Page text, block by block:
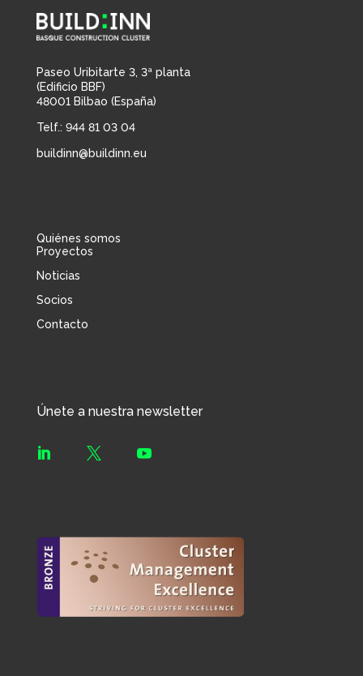
Paseo Uribitarte 3, 3ª planta
(Edificio BBF)
48001 Bilbao (España)
Telf.: 944 81 03 04
buildinn@buildinn.eu
Quiénes somos
Proyectos
Noticias
Socios
Contacto
Únete a nuestra newsletter
  